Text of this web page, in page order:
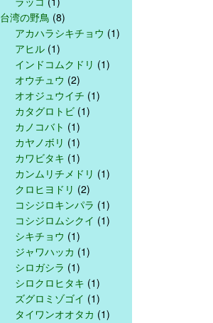
台湾の野鳥 (8)
アカハラシキチョウ (1)
アヒル (1)
インドコムクドリ (1)
オウチュウ (2)
オオジュウイチ (1)
カタグロトビ (1)
カノコバト (1)
カヤノボリ (1)
カワビタキ (1)
カンムリチメドリ (1)
クロヒヨドリ (2)
コシジロキンパラ (1)
コシジロムシクイ (1)
シキチョウ (1)
ジャワハッカ (1)
シロガシラ (1)
シロクロヒタキ (1)
ズグロミゾゴイ (1)
タイワンオオタカ (1)